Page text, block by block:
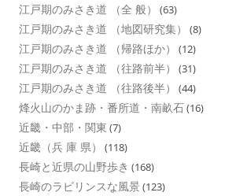
江戸期のみさき道 （全 般） (63)
江戸期のみさき道 （地図研究集） (8)
江戸期のみさき道 （帰路ほか） (12)
江戸期のみさき道 （往路前半） (31)
江戸期のみさき道 （往路後半） (44)
烽火山のかま跡・番所道・南畝石(16)
近畿・中部・関東 (7)
近畿（兵 庫 県） (118)
長崎と近県の山野歩き (168)
長崎のラビリンスな風景 (123)